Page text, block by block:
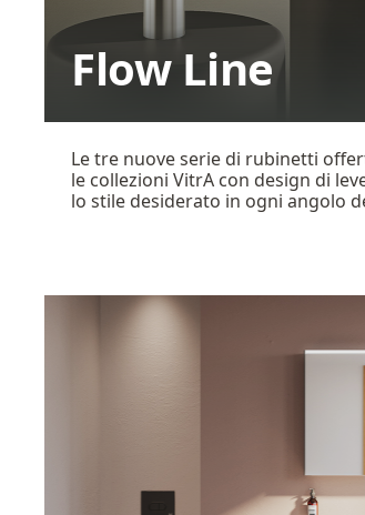
Flow Line
Le tre nuove serie di rubinetti
le collezioni VitrA con design di
lo stile desiderato in ogni angolo